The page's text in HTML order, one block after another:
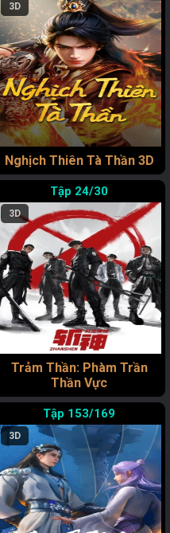
3D
Nghịch Thiên Tà Thần 3D
24/30
3D
Trảm Thần: Phàm Trần
Thần Vực
153/169
3D